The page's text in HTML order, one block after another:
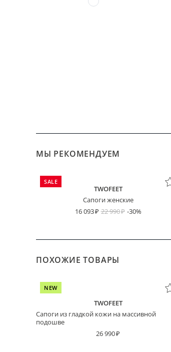
МЫ РЕКОМЕНДУЕМ
SALE
TWOFEET
Сапоги женские
16 093
22 990 -30%
ПОХОЖИЕ ТОВАРЫ
NEW
TWOFEET
Cапоги из гладкой кожи на массивной
подошве
26 990